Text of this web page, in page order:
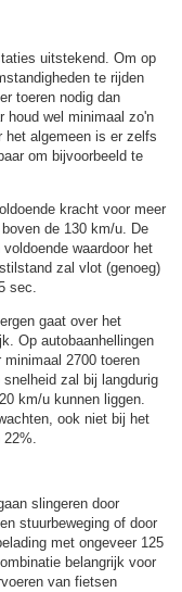
uitstekend. Om op
te rijden
toeren nodig dan
houd wel minimaal zo'n
het algemeen is er zelfs
om bijvoorbeeld te
kracht voor meer
de 130 km/u.
De
waardoor het
zal vlot (genoeg)
sec.
gaat over het
Op autobaanhellingen
2700 toeren
zal bij langdurig
km/u kunnen liggen.
ook niet bij het
slingeren door
stuurbeweging of door
met ongeveer 125
belangrijk voor
van fietsen